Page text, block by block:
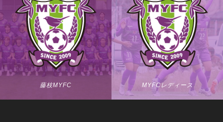
藤枝MYFC MYFCレディース